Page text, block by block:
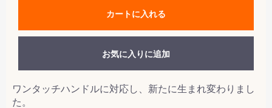
カートに入れる
お気に入りに追加
ワンタッチハンドルに対応し、新たに生まれ変わりまし
た。